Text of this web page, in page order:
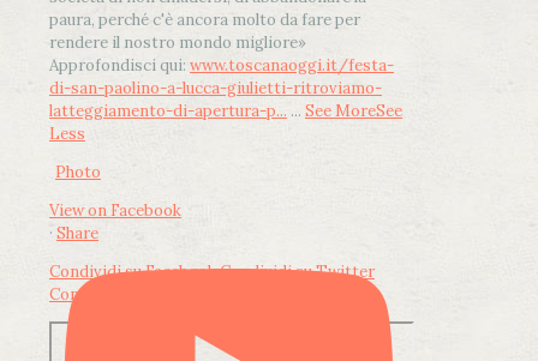
paura, perché c'è ancora molto da fare per
rendere il nostro mondo migliore»
Approfondisci qui: www.toscanaoggi.it/festa-
di-san-paolino-a-lucca-giulietti-ritroviamo-
latteggiamento-di-apertura-p... ... See MoreSee
Less
Photo
View on Facebook
· Share
Condividi su FacebookCondividi su Twitter
Condividi su LinkedIn